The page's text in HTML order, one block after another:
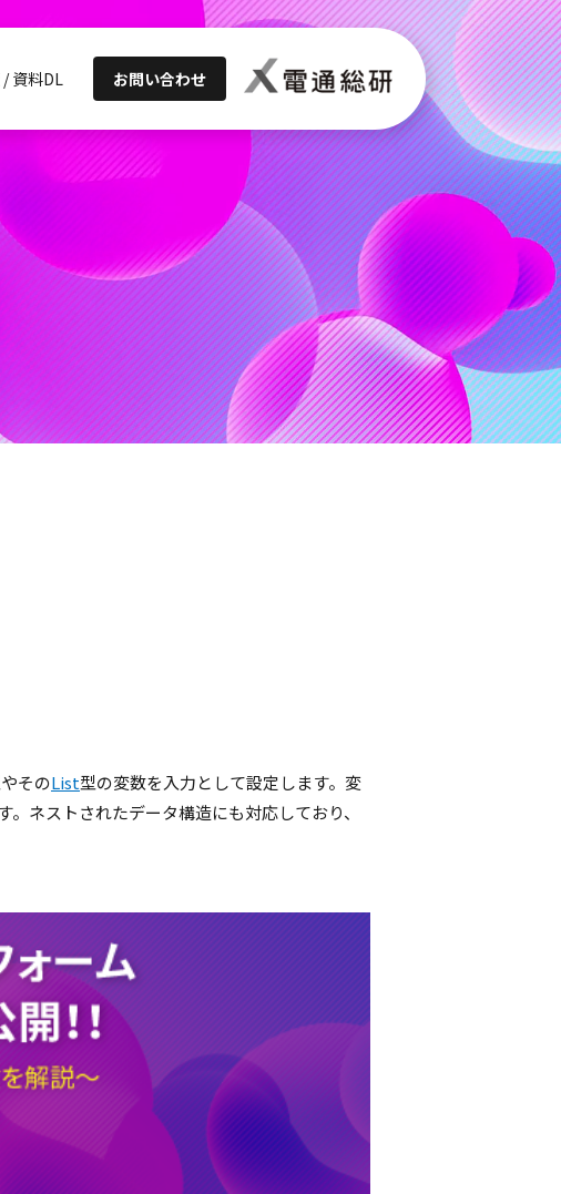
資料DL お問い合わせ
そのList型の変数を入力として設定します。変
ネストされたデータ構造にも対応しており、